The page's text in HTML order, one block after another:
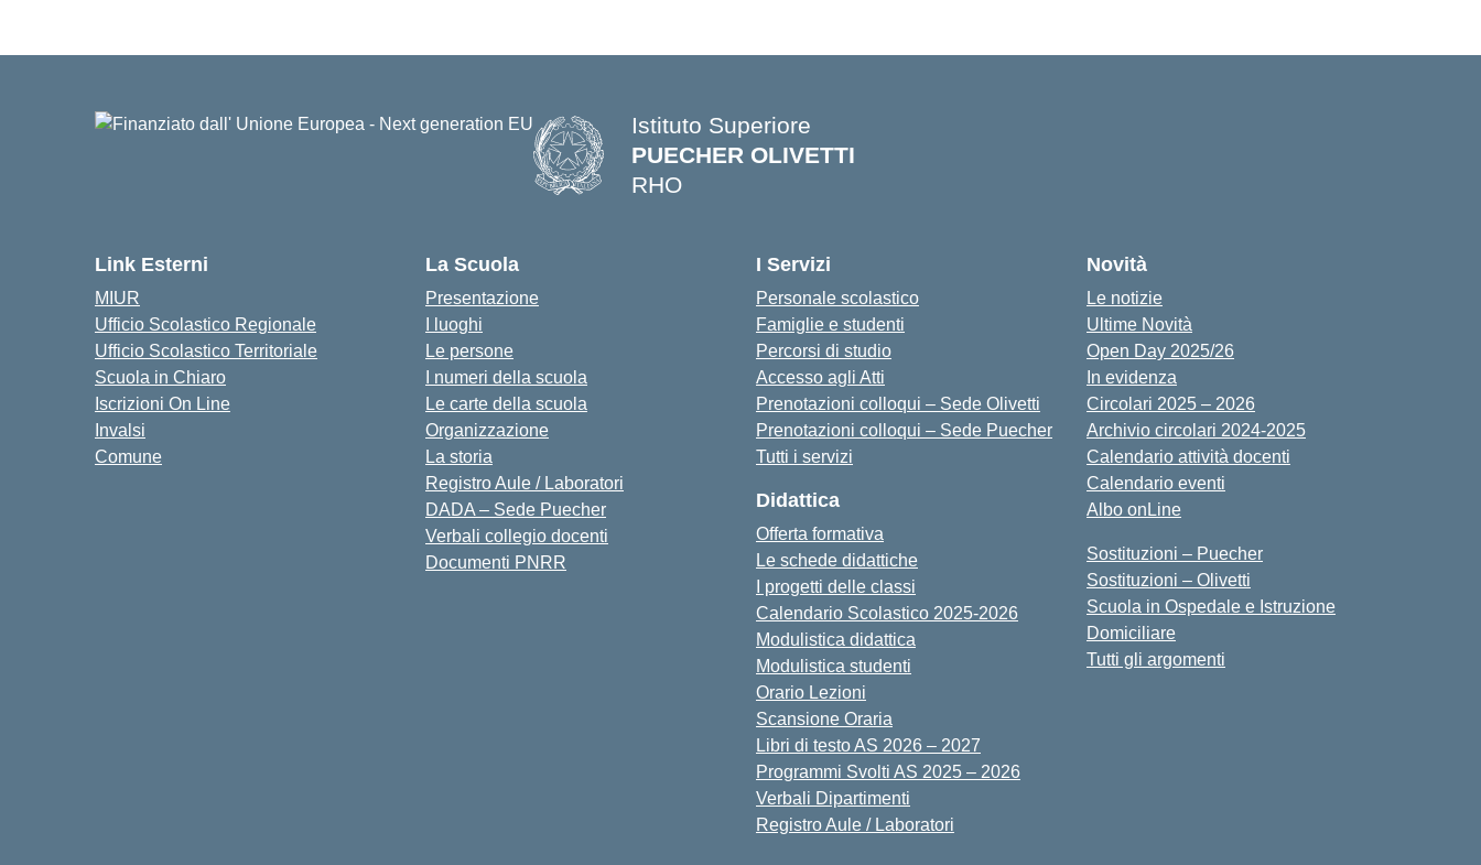
Istituto Superiore
PUECHER OLIVETTI
RHO
Link Esterni
MIUR
Ufficio Scolastico Regionale
Ufficio Scolastico Territoriale
Scuola in Chiaro
Iscrizioni On Line
Invalsi
Comune
La Scuola
Presentazione
I luoghi
Le persone
I numeri della scuola
Le carte della scuola
Organizzazione
La storia
Registro Aule / Laboratori
DADA – Sede Puecher
Verbali collegio docenti
Documenti PNRR
I Servizi
Personale scolastico
Famiglie e studenti
Percorsi di studio
Accesso agli Atti
Prenotazioni colloqui – Sede Olivetti
Prenotazioni colloqui – Sede Puecher
Tutti i servizi
Didattica
Offerta formativa
Le schede didattiche
I progetti delle classi
Calendario Scolastico 2025-2026
Modulistica didattica
Modulistica studenti
Orario Lezioni
Scansione Oraria
Libri di testo AS 2026 – 2027
Programmi Svolti AS 2025 – 2026
Verbali Dipartimenti
Registro Aule / Laboratori
Novità
Le notizie
Ultime Novità
Open Day 2025/26
In evidenza
Circolari 2025 – 2026
Archivio circolari 2024-2025
Calendario attività docenti
Calendario eventi
Albo onLine
Sostituzioni – Puecher
Sostituzioni – Olivetti
Scuola in Ospedale e Istruzione
Domiciliare
Tutti gli argomenti